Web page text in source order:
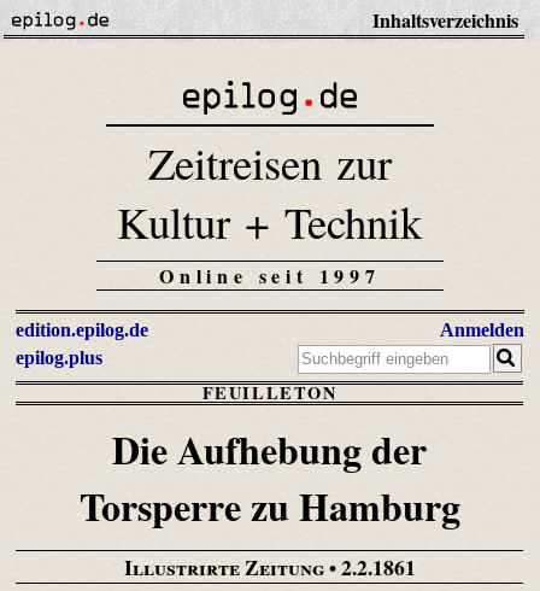
Inhaltsverzeichnis
Zeitreisen zur
Kultur + Technik
Online seit 1997
edition.epilog.de
epilog.plus
Anmelden
FEUILLETON
Die Aufhebung der
Torsperre zu Hamburg
Illustrirte Zeitung• 2.2.1861